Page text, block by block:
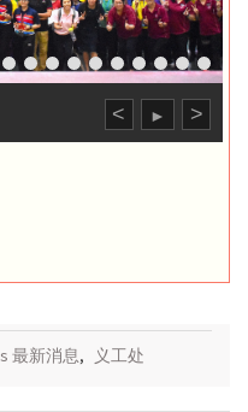
< ► >
最新消息, 义工处